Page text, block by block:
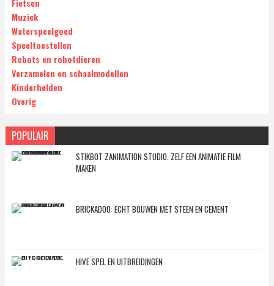
Muziek
Waterspeelgoed
Speeltoestellen
Robots en robotdieren
Verzamelen en schaalmodellen
Kinderhelden
Overig
POPULAIR
STIKBOT ZANIMATION STUDIO. ZELF EEN ANIMATIE FILM
MAKEN
BRICKADOO: ECHT BOUWEN MET STEEN EN CEMENT
HIVE SPEL EN UITBREIDINGEN